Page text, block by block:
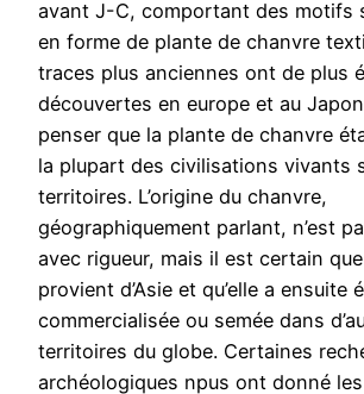
avant J-C, comportant des motifs
en forme de plante de chanvre
traces plus anciennes ont de plus
découvertes en europe et au
penser que la plante de chanvre
la plupart des civilisations vivants
territoires. L’origine du chanvre,
géographiquement parlant, n’est
avec rigueur, mais il est certain
provient d’Asie et qu’elle a ensuite
commercialisée ou semée dans
territoires du globe. Certaines
archéologiques npus ont donné